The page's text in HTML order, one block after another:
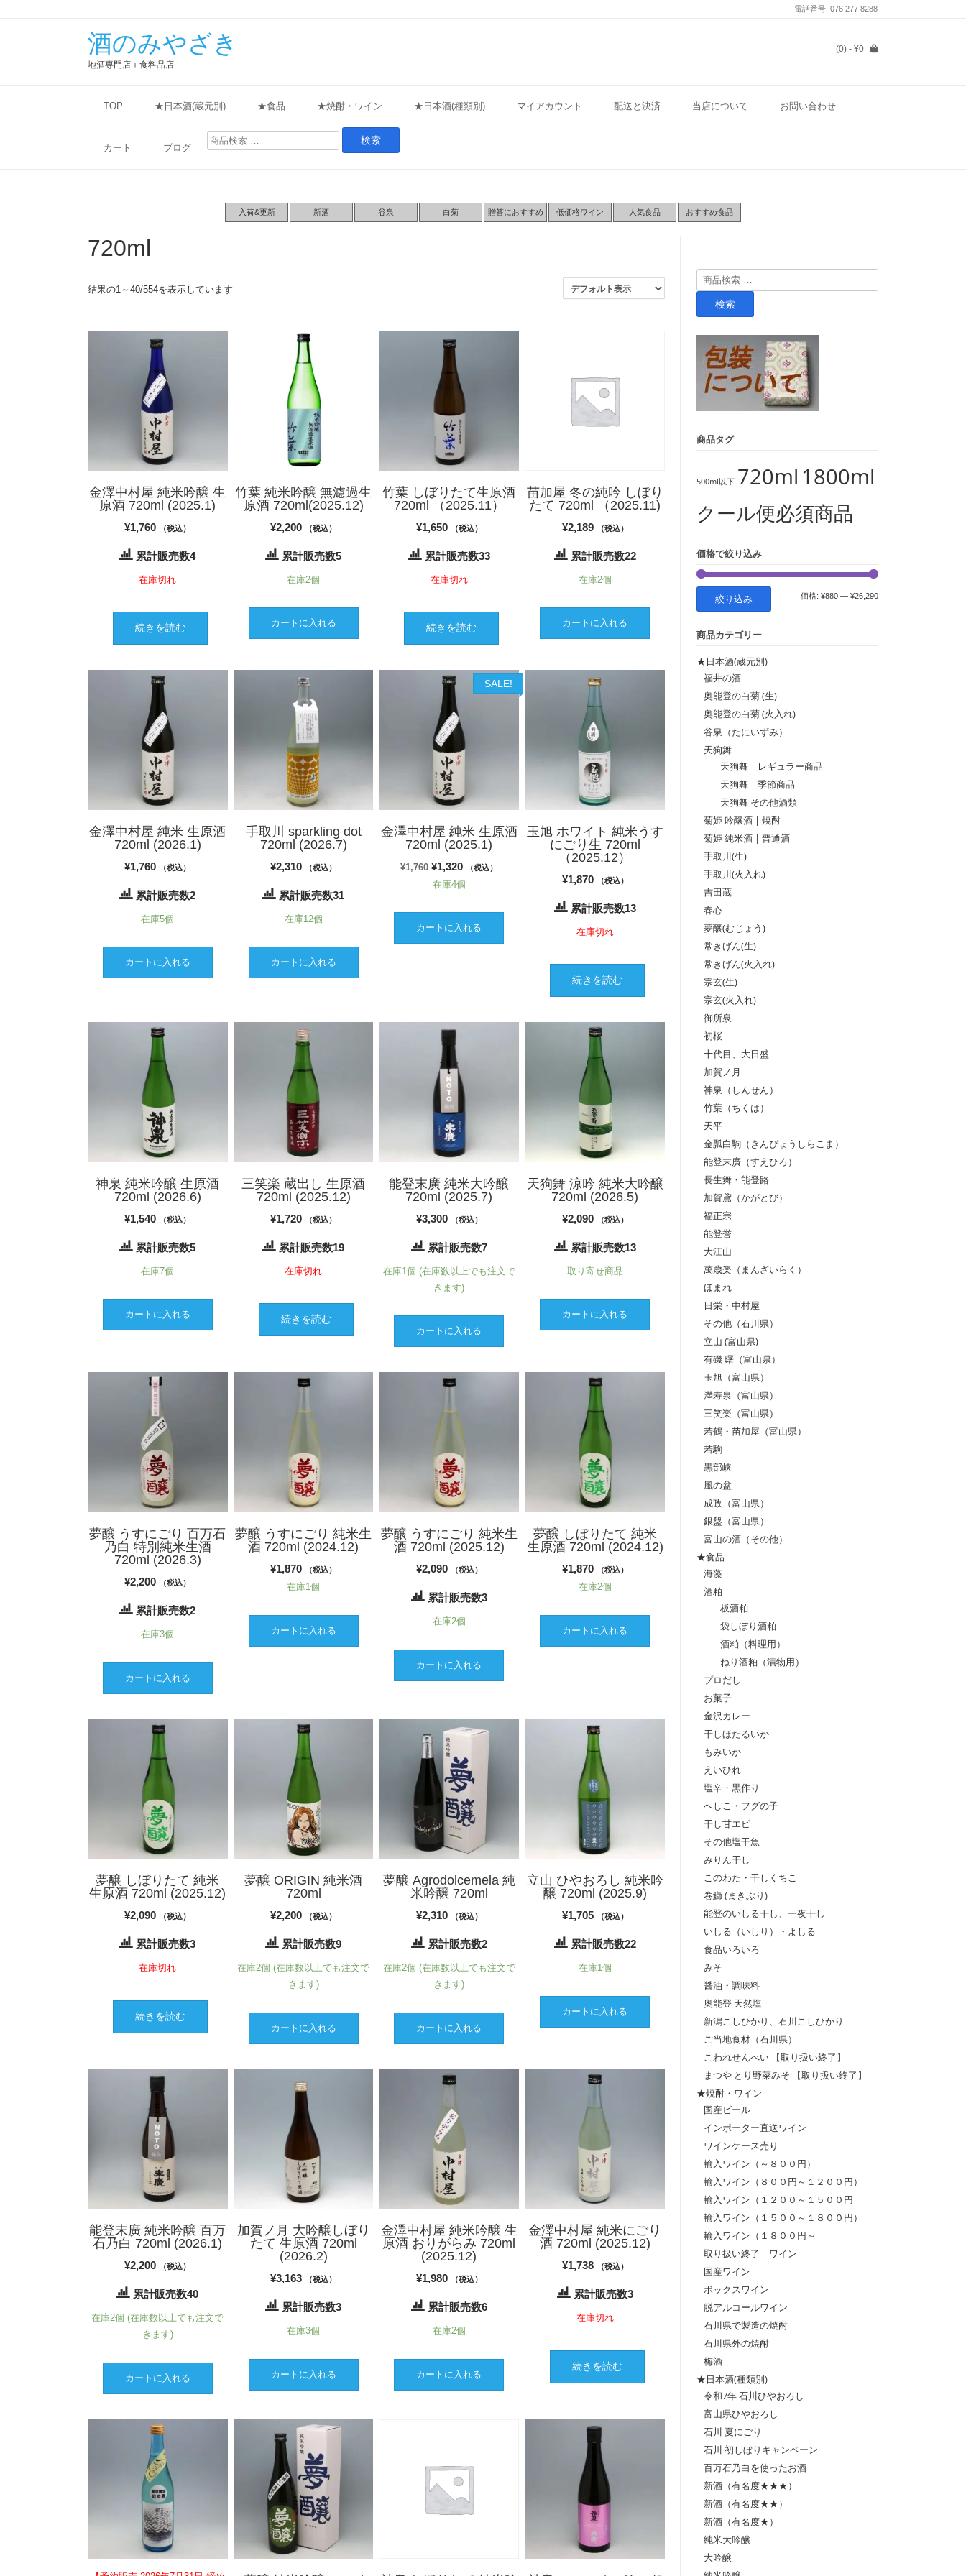
電話番号: 076 277 8288
酒のみやざき
地酒専門店＋食料品店
(0) - ¥0
TOP ★日本酒(蔵元別) ★食品 ★焼酎・ワイン ★日本酒(種類別) マイアカウント 配送と決済 当店について お問い合わせ
カート ブログ
検
索
入荷&更新 新酒 谷泉 白菊 贈答におすすめ 低価格ワイン 人気食品 おすすめ食品
720ml
結果の1～40/554を表示しています
金澤中村屋 純米吟醸 生
原酒 720ml (2025.1)
¥1,760 （税込）
累計販売数4
在庫切れ
続きを読む
竹葉 純米吟醸 無濾過生
原酒 720ml(2025.12)
¥2,200 （税込）
累計販売数5
在庫2個
カートに入れる
竹葉 しぼりたて生原酒
720ml （2025.11）
¥1,650 （税込）
累計販売数33
在庫切れ
続きを読む
苗加屋 冬の純吟 しぼり
たて 720ml （2025.11)
¥2,189 （税込）
累計販売数22
在庫2個
カートに入れる
金澤中村屋 純米 生原酒
720ml (2026.1)
¥1,760 （税込）
累計販売数2
在庫5個
カートに入れる
手取川 sparkling dot
720ml (2026.7)
¥2,310 （税込）
累計販売数31
在庫12個
カートに入れる
SALE!
金澤中村屋 純米 生原酒
720ml (2025.1)
¥1,760 元
の
格
は
た。
¥1,320現
在
価
格
す。
（税込）
在庫4個
カートに入れる
玉旭 ホワイト 純米うす
にごり生 720ml
（2025.12）
¥1,870 （税込）
累計販売数13
在庫切れ
続きを読む
神泉 純米吟醸 生原酒
720ml (2026.6)
¥1,540 （税込）
累計販売数5
在庫7個
カートに入れる
三笑楽 蔵出し 生原酒
720ml (2025.12)
¥1,720 （税込）
累計販売数19
在庫切れ
続きを読む
能登末廣 純米大吟醸
720ml (2025.7)
¥3,300 （税込）
累計販売数7
在庫1個 (在庫数以上でも注文で
きます)
カートに入れる
天狗舞 涼吟 純米大吟醸
720ml (2026.5)
¥2,090 （税込）
累計販売数13
取り寄せ商品
カートに入れる
夢醸 うすにごり 百万石
乃白 特別純米生酒
720ml (2026.3)
¥2,200 （税込）
累計販売数2
在庫3個
カートに入れる
夢醸 うすにごり 純米生
酒 720ml (2024.12)
¥1,870 （税込）
在庫1個
カートに入れる
夢醸 うすにごり 純米生
酒 720ml (2025.12)
¥2,090 （税込）
累計販売数3
在庫2個
カートに入れる
夢醸 しぼりたて 純米
生原酒 720ml (2024.12)
¥1,870 （税込）
在庫2個
カートに入れる
夢醸 しぼりたて 純米
生原酒 720ml (2025.12)
¥2,090 （税込）
累計販売数3
在庫切れ
続きを読む
夢醸 ORIGIN 純米酒
720ml
¥2,200 （税込）
累計販売数9
在庫2個 (在庫数以上でも注文で
きます)
カートに入れる
夢醸 Agrodolcemela 純
米吟醸 720ml
¥2,310 （税込）
累計販売数2
在庫2個 (在庫数以上でも注文で
きます)
カートに入れる
立山 ひやおろし 純米吟
醸 720ml (2025.9)
¥1,705 （税込）
累計販売数22
在庫1個
カートに入れる
能登末廣 純米吟醸 百万
石乃白 720ml (2026.1)
¥2,200 （税込）
累計販売数40
在庫2個 (在庫数以上でも注文で
きます)
カートに入れる
加賀ノ月 大吟醸しぼり
たて 生原酒 720ml
(2026.2)
¥3,163 （税込）
累計販売数3
在庫3個
カートに入れる
金澤中村屋 純米吟醸 生
原酒 おりがらみ 720ml
(2025.12)
¥1,980 （税込）
累計販売数6
在庫2個
カートに入れる
金澤中村屋 純米にごり
酒 720ml (2025.12)
¥1,738 （税込）
累計販売数3
在庫切れ
続きを読む
検
索
検索
商品タグ
500ml以下 720ml 1800ml
クール便必須商品
価格で絞り込み
最
最
絞り込み 価格: ¥880 — ¥26,290
商品カテゴリー
★日本酒(蔵元別)
福井の酒
奥能登の白菊 (生)
奥能登の白菊 (火入れ)
谷泉（たにいずみ）
天狗舞
天狗舞 レギュラー商品
天狗舞 季節商品
天狗舞 その他酒類
菊姫 吟醸酒 | 焼酎
菊姫 純米酒 | 普通酒
手取川(生)
手取川(火入れ)
吉田蔵
春心
夢醸(むじょう)
常きげん(生)
常きげん(火入れ)
宗玄(生)
宗玄(火入れ)
御所泉
初桜
十代目、大日盛
加賀ノ月
神泉（しんせん）
竹葉（ちくは）
天平
金瓢白駒（きんぴょうしらこま）
能登末廣（すえひろ）
長生舞・能登路
加賀鳶（かがとび）
福正宗
能登誉
大江山
萬歳楽（まんざいらく）
ほまれ
日栄・中村屋
その他（石川県）
立山 (富山県)
有磯 曙（富山県）
玉旭（富山県）
満寿泉（富山県）
三笑楽（富山県）
若鶴・苗加屋（富山県）
若駒
黒部峡
風の盆
成政（富山県）
銀盤（富山県）
富山の酒（その他）
★食品
海藻
酒粕
板酒粕
袋しぼり酒粕
酒粕（料理用）
ねり酒粕（漬物用）
プロだし
お菓子
金沢カレー
干しほたるいか
もみいか
えいひれ
塩辛・黒作り
へしこ・フグの子
干し甘エビ
その他塩干魚
みりん干し
このわた・干しくちこ
巻鰤 (まきぶり)
能登のいしる干し、一夜干し
いしる（いしり）・よしる
食品いろいろ
みそ
醤油・調味料
奥能登 天然塩
新潟こしひかり、石川こしひかり
ご当地食材（石川県）
こわれせんべい 【取り扱い終了】
まつや とり野菜みそ 【取り扱い終了】
★焼酎・ワイン
国産ビール
インポーター直送ワイン
ワインケース売り
輸入ワイン（～８００円）
輸入ワイン（８００円～１２００円）
輸入ワイン（１２００～１５００円
輸入ワイン（１５００～１８００円）
輸入ワイン（１８００円～
取り扱い終了 ワイン
国産ワイン
ボックスワイン
脱アルコールワイン
石川県で製造の焼酎
石川県外の焼酎
梅酒
★日本酒(種類別)
令和7年 石川ひやおろし
富山県ひやおろし
石川 夏にごり
石川 初しぼりキャンペーン
百万石乃白を使ったお酒
新酒（有名度★★★）
新酒（有名度★★）
新酒（有名度★）
純米大吟醸
大吟醸